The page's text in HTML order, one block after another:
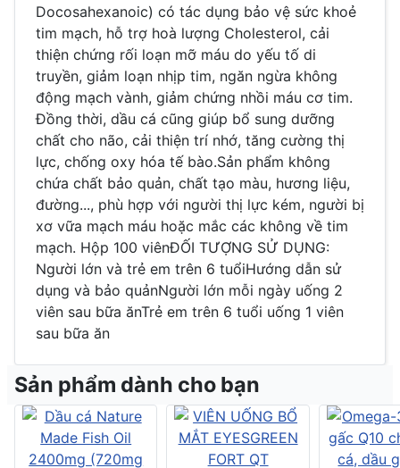
Docosahexanoic) có tác dụng bảo vệ sức khoẻ
tim mạch, hỗ trợ hoà lượng Cholesterol, cải
thiện chứng rối loạn mỡ máu do yếu tố di
truyền, giảm loạn nhịp tim, ngăn ngừa không
động mạch vành, giảm chứng nhồi máu cơ tim.
Đồng thời, dầu cá cũng giúp bổ sung dưỡng
chất cho não, cải thiện trí nhớ, tăng cường thị
lực, chống oxy hóa tế bào.Sản phẩm không
chứa chất bảo quản, chất tạo màu, hương liệu,
đường..., phù hợp với người thị lực kém, người bị
xơ vữa mạch máu hoặc mắc các không về tim
mạch. Hộp 100 viênĐỐI TƯỢNG SỬ DỤNG:
Người lớn và trẻ em trên 6 tuổiHướng dẫn sử
dụng và bảo quảnNgười lớn mỗi ngày uống 2
viên sau bữa ănTrẻ em trên 6 tuổi uống 1 viên
sau bữa ăn
Sản phẩm dành cho bạn